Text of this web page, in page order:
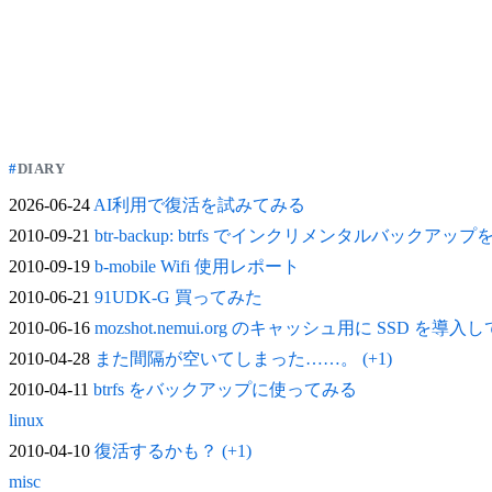
DIARY
2026-06-24AI利用で復活を試みてみる
2010-09-21 btr-backup: btrfs でインクリメンタルバックアップ
2010-09-19 b-mobile Wifi 使用レポート
2010-06-21 91UDK-G 買ってみた
2010-06-16 mozshot.nemui.org のキャッシュ用に SSD を導入し
2010-04-28 また間隔が空いてしまった……。 (+1)
2010-04-11 btrfs をバックアップに使ってみる
linux
2010-04-10 復活するかも？ (+1)
misc